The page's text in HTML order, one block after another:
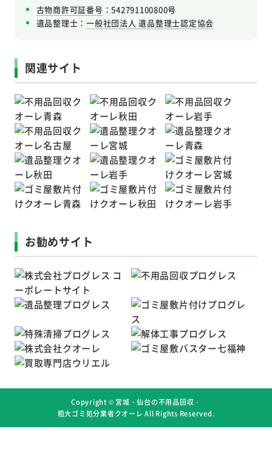
古物商許可証番号 ：542791100800号
遺品整理士： 一般社団法人 遺品整理士認定協会
関連サイト
お勧めサイト
Copyright ©宮城・仙台の不用品回収・
粗大ゴミ処分業者クオーレ All Rights Reserved.